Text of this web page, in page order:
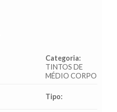
Categoria:
TINTOS DE
MÉDIO CORPO
Tipo: